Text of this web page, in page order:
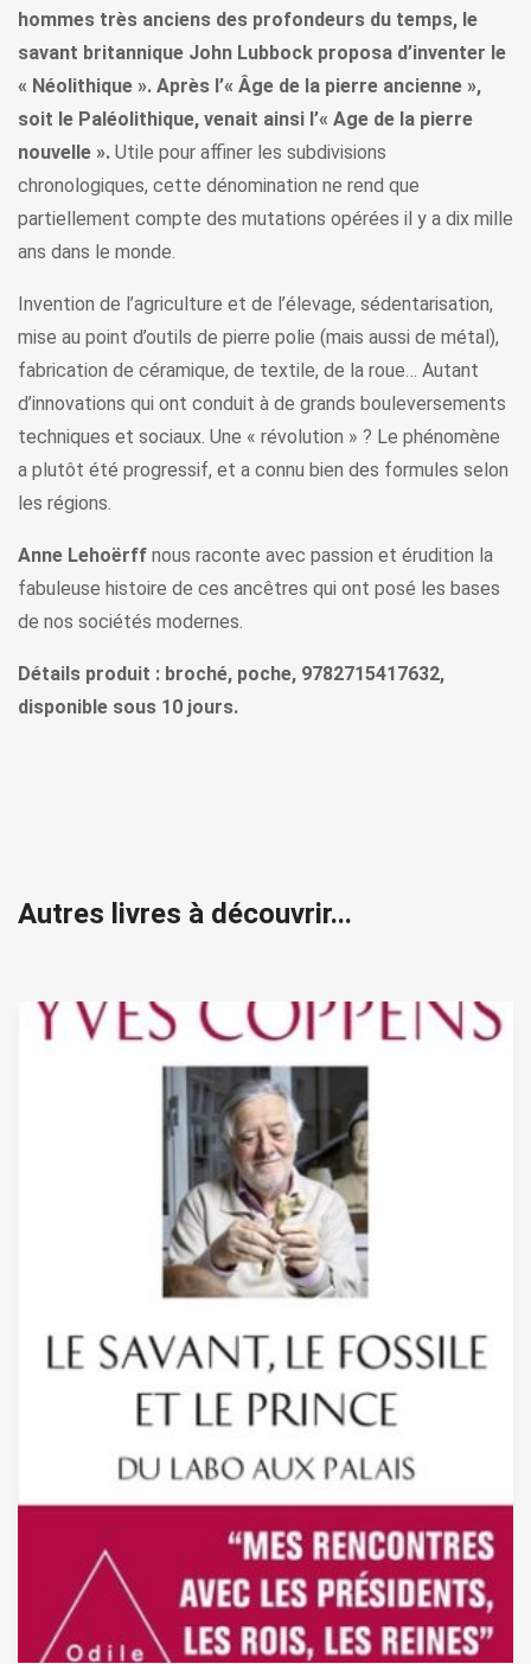
hommes très anciens des profondeurs du temps, le
savant britannique John Lubbock proposa d’inventer le
« Néolithique ». Après l’« Âge de la pierre ancienne »,
soit le Paléolithique, venait ainsi l’« Age de la pierre
nouvelle ». Utile pour affiner les subdivisions
chronologiques, cette dénomination ne rend que
partiellement compte des mutations opérées il y a dix mille
ans dans le monde.
Invention de l’agriculture et de l’élevage, sédentarisation,
mise au point d’outils de pierre polie (mais aussi de métal),
fabrication de céramique, de textile, de la roue… Autant
d’innovations qui ont conduit à de grands bouleversements
techniques et sociaux. Une « révolution » ? Le phénomène
a plutôt été progressif, et a connu bien des formules selon
les régions.
Anne Lehoërff nous raconte avec passion et érudition la
fabuleuse histoire de ces ancêtres qui ont posé les bases
de nos sociétés modernes.
Détails produit : broché, poche, 9782715417632,
disponible sous 10 jours.
Autres livres à découvrir...